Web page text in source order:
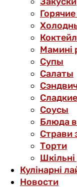
Мамині
Супы
Салаты
Соусы
Блюда
Страви
Торти
Кулінарні
Новости